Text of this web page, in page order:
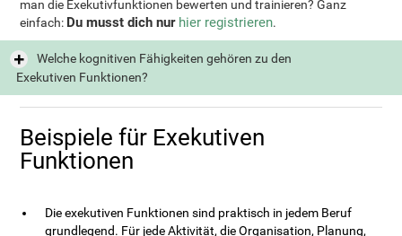
man die Exekutivfunktionen bewerten und trainieren? Ganz
einfach: Du musst dich nur hier registrieren.
Welche kognitiven Fähigkeiten gehören zu den
Exekutiven Funktionen?
Beispiele für Exekutiven
Funktionen
Die exekutiven Funktionen sind praktisch in jedem Beruf
grundlegend. Für jede Aktivität, die Organisation, Planung,